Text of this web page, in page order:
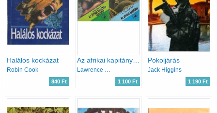
Halálos kockázat
Robin Cook
840 Ft 1 100 Ft
Pokoljárás
Jack Higgins
1 190 Ft